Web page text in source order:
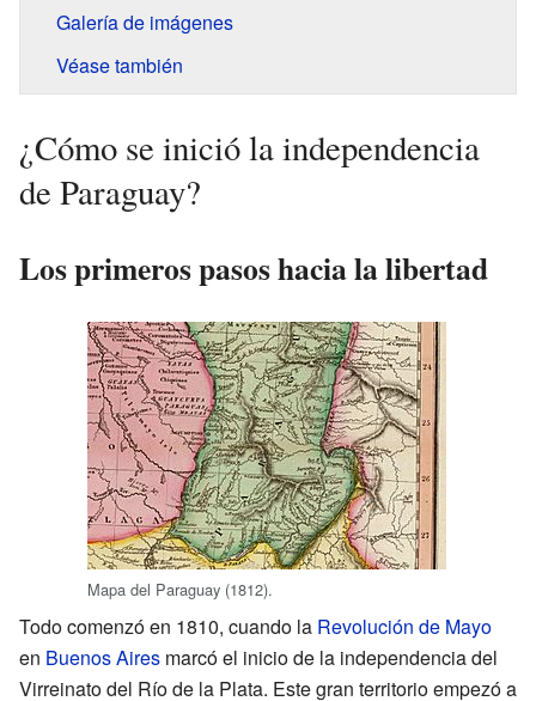
Galería de imágenes
Véase también
¿Cómo se inició la independencia
de Paraguay?
Los primeros pasos hacia la libertad
Mapa del Paraguay (1812).
Todo comenzó en 1810, cuando la Revolución de Mayo
en Buenos Aires marcó el inicio de la independencia del
Virreinato del Río de la Plata. Este gran territorio empezó a